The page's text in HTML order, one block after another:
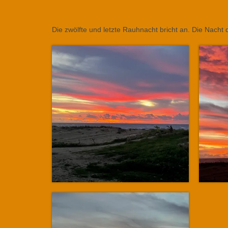
Die zwölfte und letzte Rauhnacht bricht an. Die